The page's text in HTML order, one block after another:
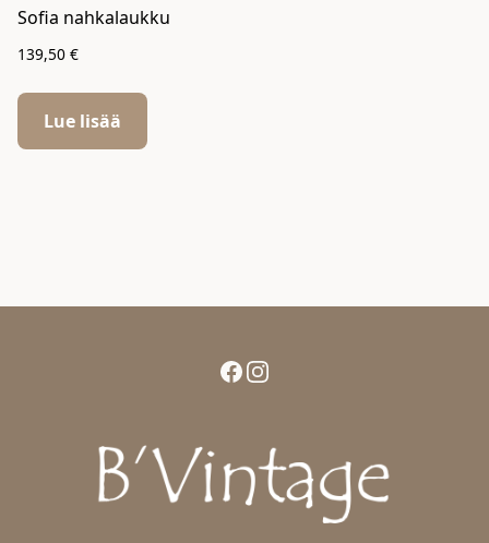
Sofia nahkalaukku
139,50 €
Lue lisää
Facebook
Instagram